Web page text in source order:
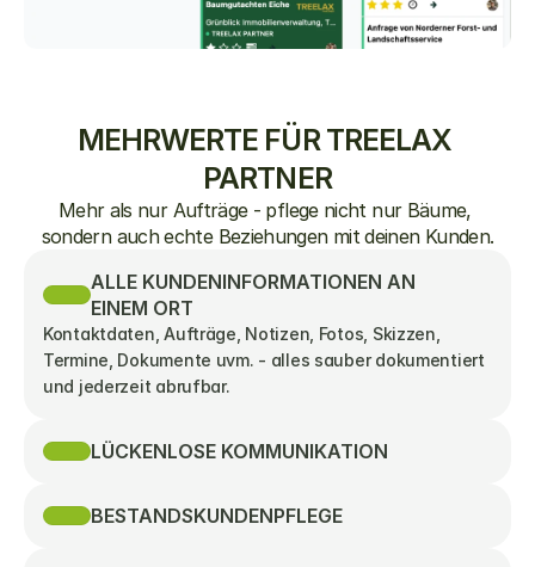
MEHRWERTE FÜR TREELAX
PARTNER
Mehr als nur Aufträge - pflege nicht nur Bäume,
sondern auch echte Beziehungen mit deinen Kunden.
ALLE KUNDENINFORMATIONEN AN
EINEM ORT
Kontaktdaten, Aufträge, Notizen, Fotos, Skizzen,
Termine, Dokumente uvm. - alles sauber dokumentiert
und jederzeit abrufbar.
LÜCKENLOSE KOMMUNIKATION
BESTANDSKUNDENPFLEGE